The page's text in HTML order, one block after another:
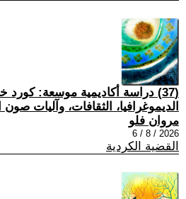
(37) دراسة أكاديمية موسعة: كورد
الديموغرافيا، الثقافات، وآليات صون
مروان فلو
2026 / 8 / 6
القضية الكردية